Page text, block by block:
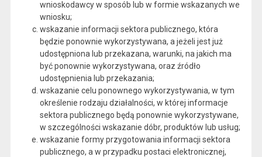
wnioskodawcy w sposób lub w formie wskazanych we
wniosku;
wskazanie informacji sektora publicznego, która
będzie ponownie wykorzystywana, a jeżeli jest już
udostępniona lub przekazana, warunki, na jakich ma
być ponownie wykorzystywana, oraz źródło
udostępnienia lub przekazania;
wskazanie celu ponownego wykorzystywania, w tym
określenie rodzaju działalności, w której informacje
sektora publicznego będą ponownie wykorzystywane,
w szczególności wskazanie dóbr, produktów lub usług;
wskazanie formy przygotowania informacji sektora
publicznego, a w przypadku postaci elektronicznej,